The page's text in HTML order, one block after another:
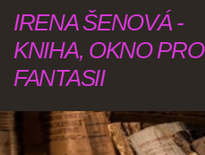
IRENA ŠENOVÁ -
KNIHA, OKNO PRO
FANTASII